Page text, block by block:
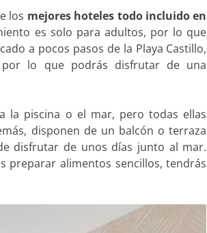
los mejores hoteles todo incluido en
es solo para adultos, por lo que
a pocos pasos de la Playa Castillo,
lo que podrás disfrutar de una
la piscina o el mar, pero todas ellas
disponen de un balcón o terraza
disfrutar de unos días junto al mar.
preparar alimentos sencillos, tendrás